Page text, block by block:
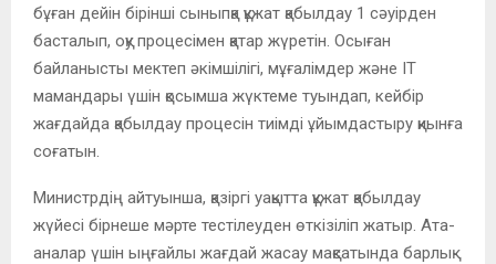
бұған дейін бірінші сыныпқа құжат қабылдау 1 сәуірден
басталып, оқу процесімен қатар жүретін. Осыған
байланысты мектеп әкімшілігі, мұғалімдер және ІТ
мамандары үшін қосымша жүктеме туындап, кейбір
жағдайда қабылдау процесін тиімді ұйымдастыру қиынға
соғатын.
Министрдің айтуынша, қазіргі уақытта құжат қабылдау
жүйесі бірнеше мәрте тестілеуден өткізіліп жатыр. Ата-
аналар үшін ыңғайлы жағдай жасау мақсатында барлық